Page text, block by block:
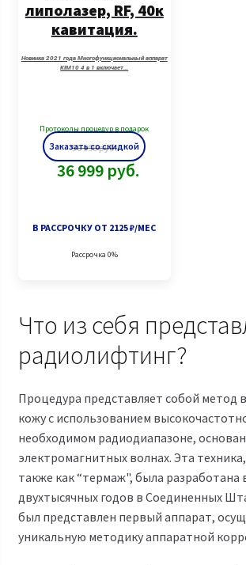
Заказать со скидкой
липолазер, RF, 40к
кавитация.
Новинка 2021 года Многофункциональный аппарат
KIM10 4 в 1 включает…
Протоколы процедур в подарок
50 999руб.
36 999 руб.
В РАССРОЧКУ ОТ 2125 ₽/МЕС
Рассрочка 0%
Что из себя
радиолифтинг?
Процедура представляет собой метод
кожу с использованием
необходимом радиодиапазоне,
электромагнитных волнах. Эта
также как “термаж", была разработана
двухтысячных годов в Соединенных
был представлен первый аппарат,
уникальную методику аппаратной